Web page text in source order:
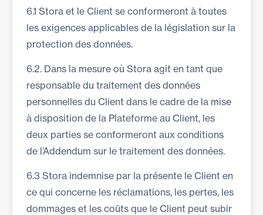
6.1 Stora et le Client se conformeront à toutes
les exigences applicables de la législation sur la
protection des données.
6.2. Dans la mesure où Stora agit en tant que
responsable du traitement des données
personnelles du Client dans le cadre de la mise
à disposition de la Plateforme au Client, les
deux parties se conformeront aux conditions
de l’Addendum sur le traitement des données.
6.3 Stora indemnise par la présente le Client en
ce qui concerne les réclamations, les pertes, les
dommages et les coûts que le Client peut subir